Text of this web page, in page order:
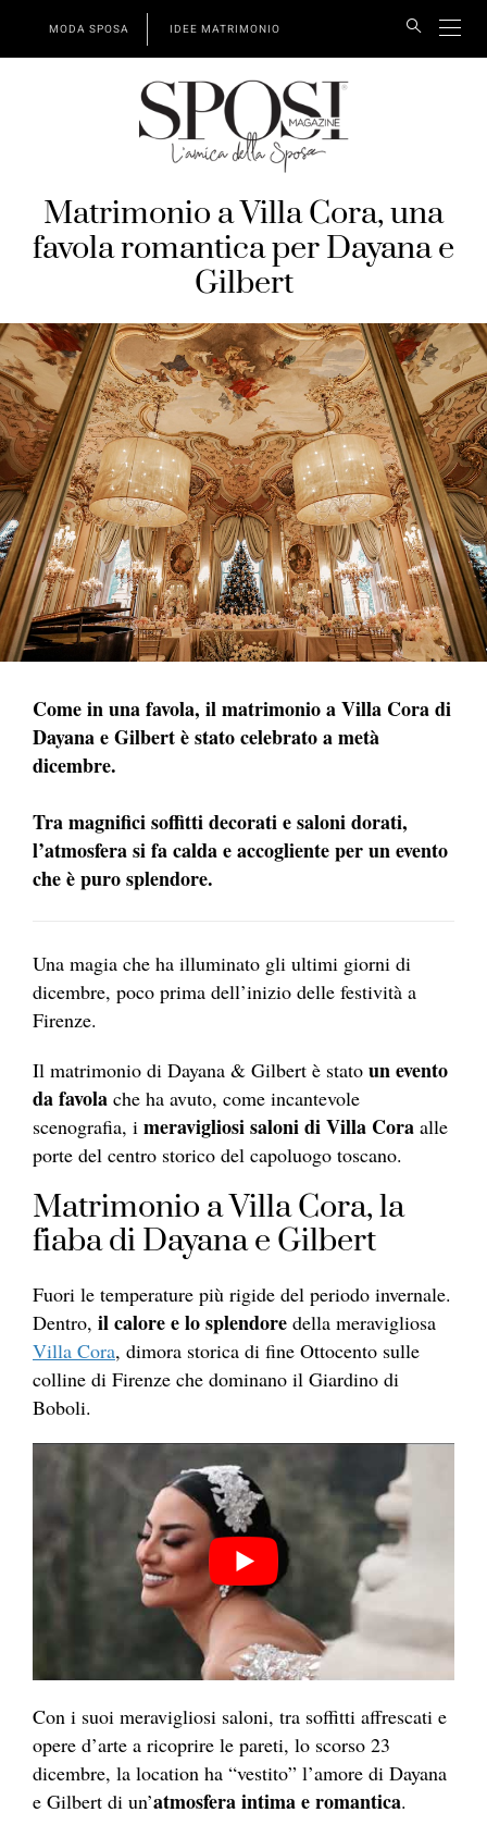
MODA SPOSA IDEE MATRIMONIO
Matrimonio a Villa Cora, una
favola romantica per Dayana e
Gilbert
Come in una favola, il matrimonio a Villa Cora di
Dayana e Gilbert è stato celebrato a metà
dicembre.
Tra magnifici soffitti decorati e saloni dorati,
l’atmosfera si fa calda e accogliente per un evento
che è puro splendore.
Una magia che ha illuminato gli ultimi giorni di
dicembre, poco prima dell’inizio delle festività a
Firenze.
Il matrimonio di Dayana & Gilbert è stato un evento
da favola che ha avuto, come incantevole
scenografia, i meravigliosi saloni di Villa Cora alle
porte del centro storico del capoluogo toscano.
Matrimonio a Villa Cora, la
fiaba di Dayana e Gilbert
Fuori le temperature più rigide del periodo invernale.
Dentro, il calore e lo splendore della meravigliosa
Villa Cora, dimora storica di fine Ottocento sulle
colline di Firenze che dominano il Giardino di
Boboli.
Con i suoi meravigliosi saloni, tra soffitti affrescati e
opere d’arte a ricoprire le pareti, lo scorso 23
dicembre, la location ha “vestito” l’amore di Dayana
e Gilbert di un’atmosfera intima e romantica.